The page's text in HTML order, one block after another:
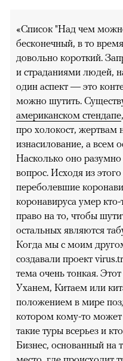
«Список "Над чем
бесконечный, в то
довольно короткий.
и страданиями людей,
один аспект — это
можно шутить.
американском стендапе
про холокост, жертвам
изнасилование, а всем
Насколько оно
вопрос. Исходя из
переболевшие
коронавируса умер
право на то, чтобы
остальных являются
Когда мы с моим
создавали проект
тема очень тонкая.
Уханем, Китаем или
положением в мире
котором кому-то может
такие туры всерьез и
Бизнес, основанный на